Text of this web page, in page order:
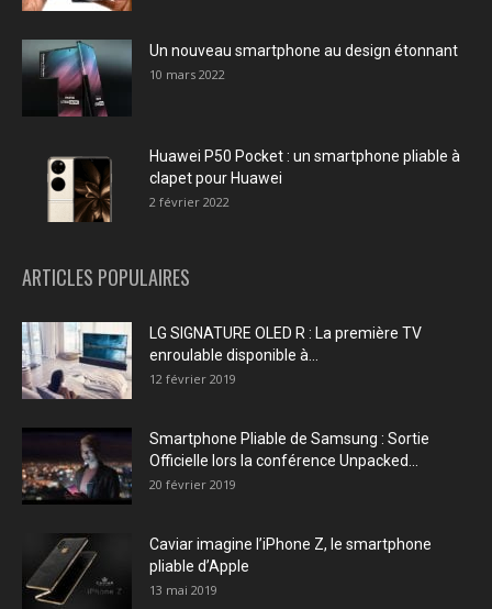
Un nouveau smartphone au design étonnant
10 mars 2022
Huawei P50 Pocket : un smartphone pliable à
clapet pour Huawei
2 février 2022
ARTICLES POPULAIRES
LG SIGNATURE OLED R : La première TV
enroulable disponible à...
12 février 2019
Smartphone Pliable de Samsung : Sortie
Officielle lors la conférence Unpacked...
20 février 2019
Caviar imagine l’iPhone Z, le smartphone
pliable d’Apple
13 mai 2019